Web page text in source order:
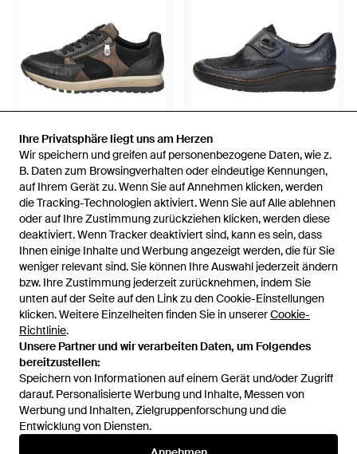
Ihre Privatsphäre liegt uns am Herzen
Wir speichern und greifen auf personenbezogene Daten, wie z.
B. Daten zum Browsingverhalten oder eindeutige Kennungen,
auf Ihrem Gerät zu. Wenn Sie auf Annehmen klicken, werden
die Tracking-Technologien aktiviert. Wenn Sie auf Alle ablehnen
oder auf Ihre Zustimmung zurückziehen klicken, werden diese
deaktiviert. Wenn Tracker deaktiviert sind, kann es sein, dass
Ihnen einige Inhalte und Werbung angezeigt werden, die für Sie
weniger relevant sind. Sie können Ihre Auswahl jederzeit ändern
bzw. Ihre Zustimmung jederzeit zurücknehmen, indem Sie
unten auf der Seite auf den Link zu den Cookie-Einstellungen
klicken. Weitere Einzelheiten finden Sie in unsererCookie-
Richtlinie.
Unsere Partner und wir verarbeiten Daten, um Folgendes
bereitzustellen:
Speichern von Informationen auf einem Gerät und/oder Zugriff
darauf. Personalisierte Werbung und Inhalte, Messen von
Werbung und Inhalten, Zielgruppenforschung und die
Entwicklung von Diensten.
Ihre Privatsphäre liegt uns am Herzen
Wir speichern und greifen auf personenbezogene Daten, wie z.
B. Daten zum Browsingverhalten oder eindeutige Kennungen,
auf Ihrem Gerät zu. Wenn Sie auf Annehmen klicken, werden
die Tracking-Technologien aktiviert. Wenn Sie auf Alle ablehnen
oder auf Ihre Zustimmung zurückziehen klicken, werden diese
deaktiviert. Wenn Tracker deaktiviert sind, kann es sein, dass
Ihnen einige Inhalte und Werbung angezeigt werden, die für Sie
weniger relevant sind. Sie können Ihre Auswahl jederzeit ändern
bzw. Ihre Zustimmung jederzeit zurücknehmen, indem Sie
unten auf der Seite auf den Link zu den Cookie-Einstellungen
klicken. Weitere Einzelheiten finden Sie in unsererCookie-
Richtlinie.
Unsere Partner und wir verarbeiten Daten, um Folgendes
bereitzustellen:
Speichern von Informationen auf einem Gerät und/oder Zugriff
darauf. Personalisierte Werbung und Inhalte, Messen von
Werbung und Inhalten, Zielgruppenforschung und die
Entwicklung von Diensten.
98,50 €
Rieker
W2303 Sneaker Low - Schwarz
VonMiinto
79 €
Rieker
Klettverschluss - Schwarz
Von Miinto